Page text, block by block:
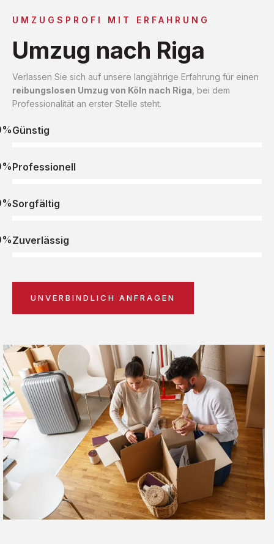
UMZUGSPROFI MIT ERFAHRUNG
Umzug nach Riga
Verlassen Sie sich auf unsere langjährige Erfahrung für einen
reibungslosen Umzug von Köln nach Riga , bei dem
Professionalität an erster Stelle steht.
Günstig
Professionell
Sorgfältig
Zuverlässig
UNVERBINDLICH ANFRAGEN